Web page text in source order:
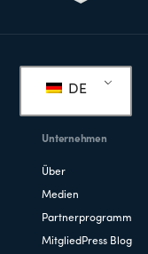
DE
Unternehmen
Über
Medien
Partnerprogramm
MitgliedPress Blog